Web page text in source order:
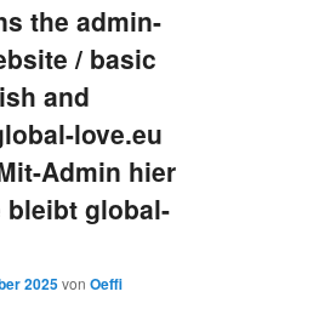
the admin-
/ basic
and
love.eu
Admin hier
bleibt global-
2025vonOeffi